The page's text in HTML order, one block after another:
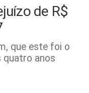
de R$
que este foi o
quatro anos